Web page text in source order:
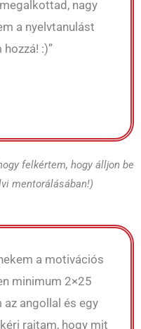
nagy
a nyelvtanulást
:)”
felkértem, hogy álljon be
mentorálásában!)
a motivációs
minimum 2×25
angollal és egy
rajtam, hogy mit